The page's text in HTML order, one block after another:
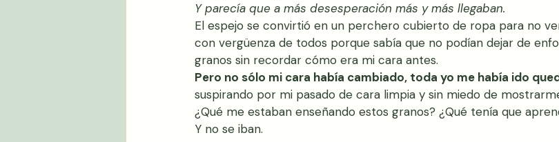
Y parecía que a más desesperación más y más llegaban.
El espejo se convirtió en un perchero cubierto de ropa para no
con vergüenza de todos porque sabía que no podían dejar de
granos sin recordar cómo era mi cara antes.
Pero no sólo mi cara había cambiado, toda yo me había ido
suspirando por mi pasado de cara limpia y sin miedo de
¿Qué me estaban enseñando estos granos? ¿Qué tenía que
Y no se iban.